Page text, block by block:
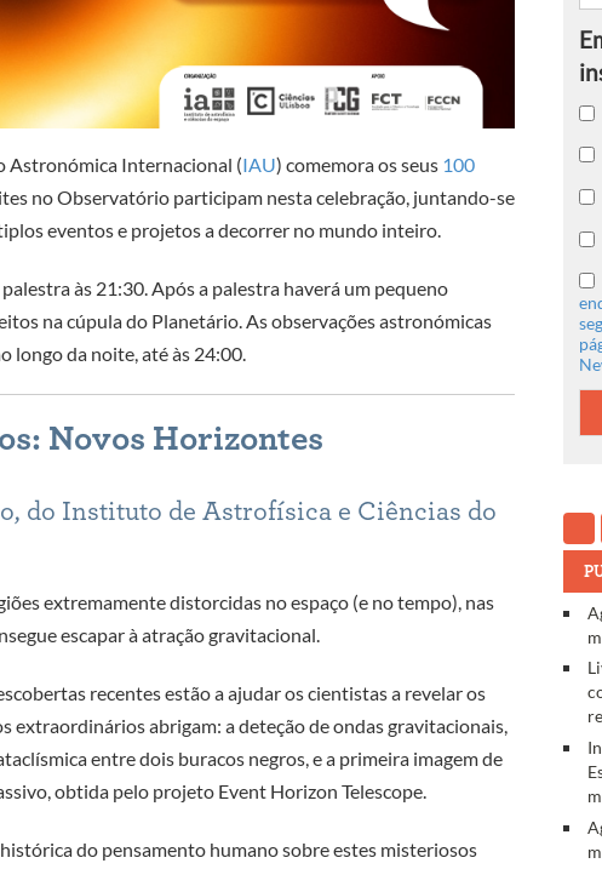
Astronómica Internacional (IAU) comemora os seus 100
no Observatório participam nesta celebração, juntando-se
eventos e projetos a decorrer no mundo inteiro.
às 21:30. Após a palestra haverá um pequeno
na cúpula do Planetário. As observações astronómicas
longo da noite, até às 24:00.
Novos Horizontes
do Instituto de Astrofísica e Ciências do
extremamente distorcidas no espaço (e no tempo), nas
escapar à atração gravitacional.
recentes estão a ajudar os cientistas a revelar os
extraordinários abrigam: a deteção de ondas gravitacionais,
entre dois buracos negros, e a primeira imagem de
obtida pelo projeto Event Horizon Telescope.
do pensamento humano sobre estes misteriosos